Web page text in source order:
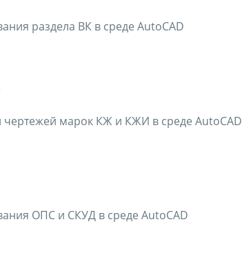
раздела ВК в среде AutoCAD
чертежей марок КЖ и КЖИ в среде AutoCAD
ОПС и СКУД в среде AutoCAD